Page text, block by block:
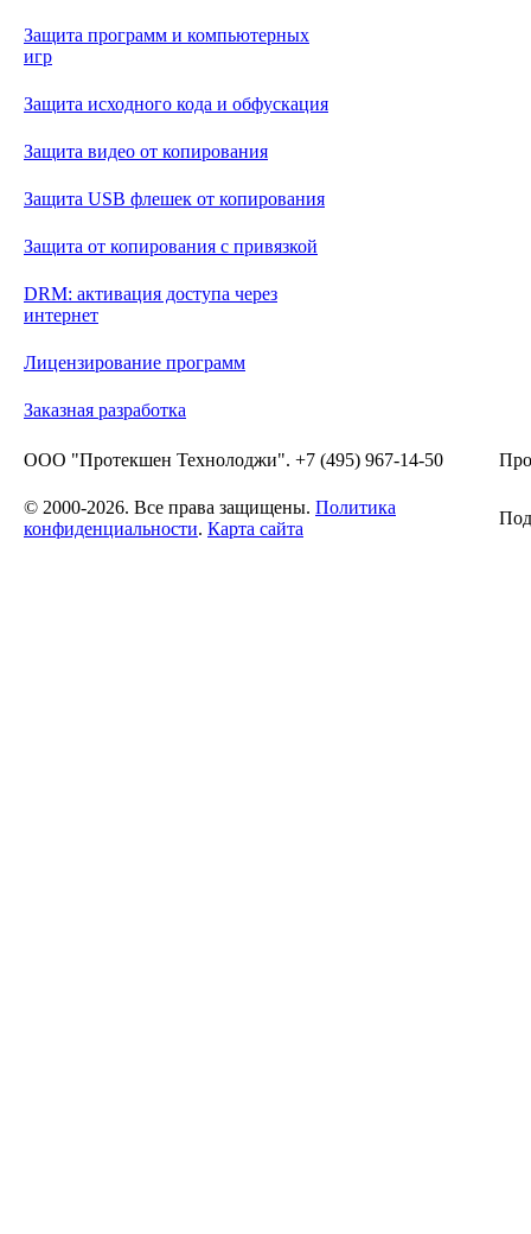
Защита программ и компьютерных
игр
Защита исходного кода и обфускация
Защита видео от копирования
Защита USB флешек от копирования
Защита от копирования с привязкой
DRM: активация доступа через
интернет
Лицензирование программ
Заказная разработка
ООО "Протекшен Технолоджи". +7 (495) 967-14-50
© 2000-2026. Все права защищены. Политика
конфиденциальности. Карта сайта